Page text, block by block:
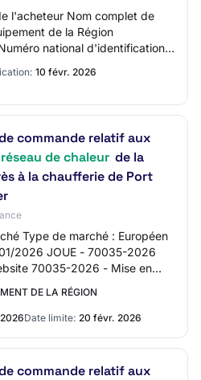
l'acheteur Nom complet de
de la Région
national d'identification :
10 févr. 2026
commande relatif aux
réseau de chaleur de la
à la chaufferie de Port
Type de marché : Européen
2026 JOUE - 70035-2026
70035-2026 - Mise en
70035-2026 - Mise e…
DE LA RÉGION
Date limite: 20 févr. 2026
commande relatif aux